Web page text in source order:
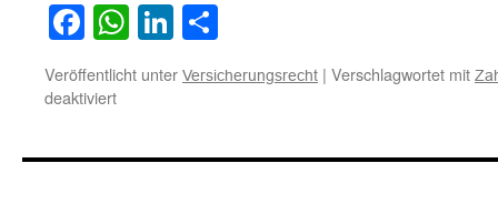
Facebook
WhatsApp
LinkedIn
Veröffentlicht unter Versicherungsrecht | Verschlagwortet mit
deaktiviertfür
wenn